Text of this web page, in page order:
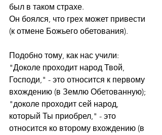
был в таком страхе.
Он боялся, что грех может привести
(к отмене Божьего обетования).
Подобно тому, как нас учили:
"Доколе проходит народ Твой,
Господи," - это относится к первому
вхождению (в Землю Обетованную);
"доколе проходит сей народ,
который Ты приобрел," - это
относится ко второму вхождению (в